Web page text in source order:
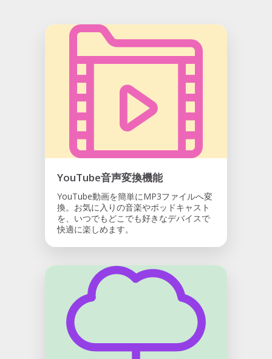
YouTube音声変換機能
YouTube動画を簡単にMP3ファイルへ変
換。お気に入りの音楽やポッドキャスト
を、いつでもどこでも好きなデバイスで
快適に楽しめます。